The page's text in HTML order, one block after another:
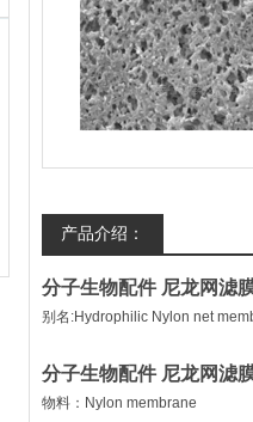
产品介绍：
分子生物配件 尼龙网滤
别名:Hydrophilic Nylon net
分子生物配件 尼龙网滤
物料：Nylon membrane